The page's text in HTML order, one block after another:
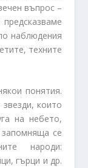
въпрос –
наблюдения
техните
понятия.
които
на небето,
се
народи:
гърци и др.